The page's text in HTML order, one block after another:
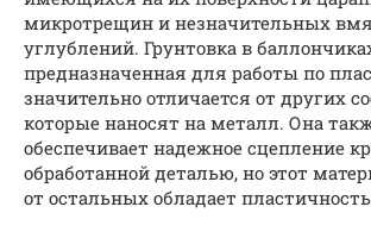
микротрещин и незначительных
углублений. Грунтовка в
предназначенная для работы по
значительно отличается от других
которые наносят на металл. Она
обеспечивает надежное сцепление
обработанной деталью, но этот
от остальных обладает